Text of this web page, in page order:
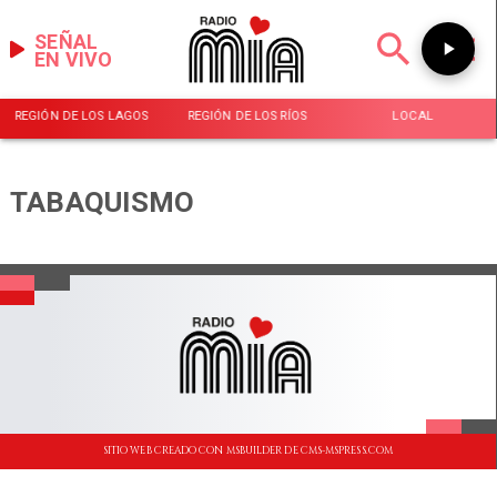
EN VIVO
SEÑAL
REGIÓN DE LOS LAGOS REGIÓN DE LOS RÍOS LOCAL
TABAQUISMO
SITIO WEB CREADO CON MSBUILDER DE CMS-MSPRESS.COM